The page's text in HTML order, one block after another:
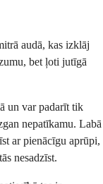
audā, kas izklāj
bet ļoti jutīgā
un var padarīt tik
nepatīkamu. Labā
ar pienācīgu aprūpi,
nesadzīst.